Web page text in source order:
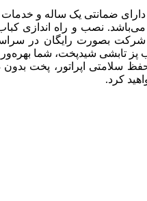
دارای ضمانتی یک ساله و
10 سال می‌باشد. نصب و راه اندازی
بصورت رایگان در سراسر
پز تابشی شیدپخت، شما
حفظ سلامتی اپراتور، پخت
کرد.